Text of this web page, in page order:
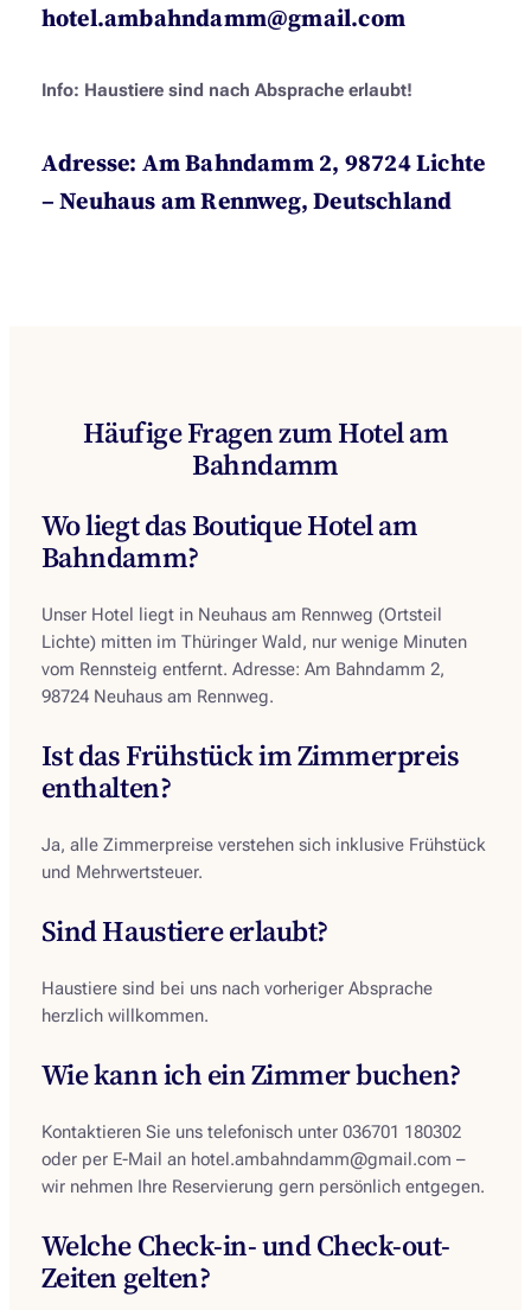
hotel.ambahndamm@gmail.com
Info: Haustiere sind nach Absprache erlaubt!
Adresse: Am Bahndamm 2, 98724 Lichte
– Neuhaus am Rennweg, Deutschland
Häufige Fragen zum Hotel am
Bahndamm
Wo liegt das Boutique Hotel am
Bahndamm?
Unser Hotel liegt in Neuhaus am Rennweg (Ortsteil
Lichte) mitten im Thüringer Wald, nur wenige Minuten
vom Rennsteig entfernt. Adresse: Am Bahndamm 2,
98724 Neuhaus am Rennweg.
Ist das Frühstück im Zimmerpreis
enthalten?
Ja, alle Zimmerpreise verstehen sich inklusive Frühstück
und Mehrwertsteuer.
Sind Haustiere erlaubt?
Haustiere sind bei uns nach vorheriger Absprache
herzlich willkommen.
Wie kann ich ein Zimmer buchen?
Kontaktieren Sie uns telefonisch unter 036701 180302
oder per E-Mail an hotel.ambahndamm@gmail.com –
wir nehmen Ihre Reservierung gern persönlich entgegen.
Welche Check-in- und Check-out-
Zeiten gelten?